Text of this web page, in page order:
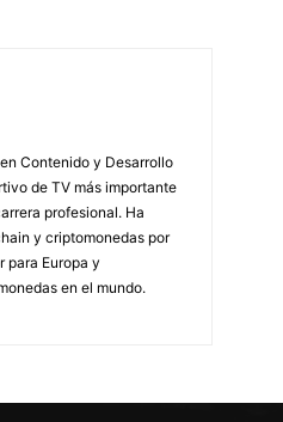
Contenido y Desarrollo
de TV más importante
profesional. Ha
y criptomonedas por
para Europa y
en el mundo.